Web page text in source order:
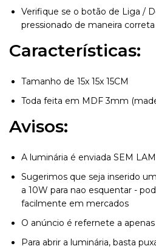
Verifique se o botão de Liga /
pressionado de maneira correta
Características:
Tamanho de 15x 15x 15CM
Toda feita em MDF 3mm
Avisos:
A luminária é enviada SEM
Sugerimos que seja inserido
a 10W para nao esquentar -
facilmente em mercados
O anúncio é refernete a apenas
Para abrir a luminária, basta